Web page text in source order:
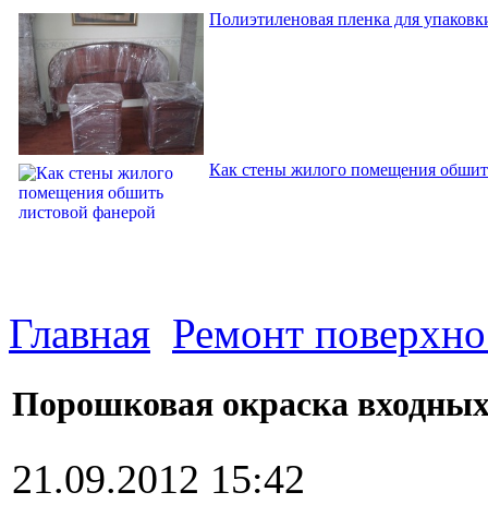
Полиэтиленовая пленка для
Как стены жилого помещения
Главная Ремонт
Порошковая окраска
21.09.2012 15:42